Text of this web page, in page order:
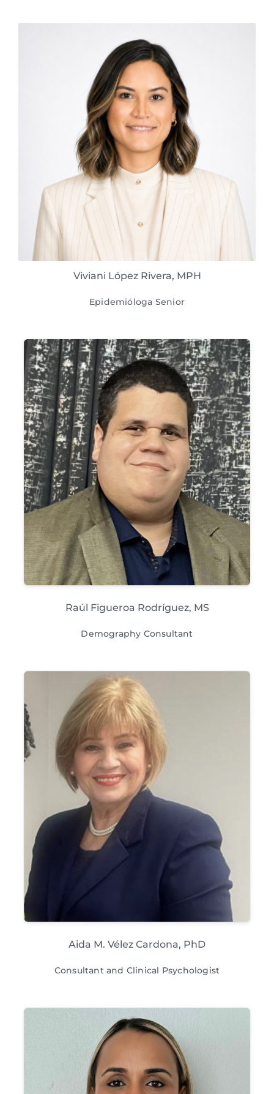
Viviani López Rivera, MPH
Epidemióloga Senior
Raúl Figueroa Rodríguez, MS
Demography Consultant
Aida M. Vélez Cardona, PhD
Consultant and Clinical Psychologist